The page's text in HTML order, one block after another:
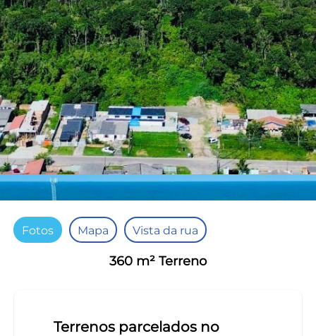
Fotos Mapa Vista da rua
360 m² Terreno
Terrenos parcelados no